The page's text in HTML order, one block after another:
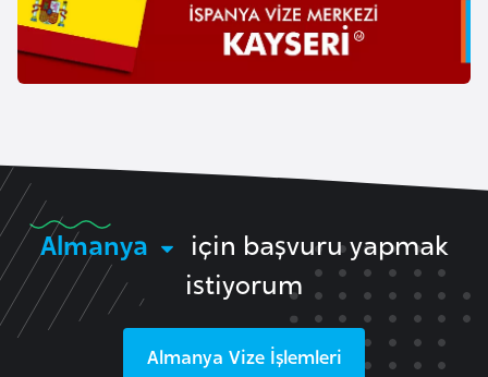
Almanya
için başvuru yapmak
istiyorum
Almanya Vize İşlemleri
i
D
e
m
o